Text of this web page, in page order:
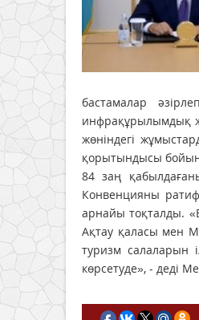
бастамалар
инфрақұрылымдық
жөніндегі
қорытындысы
84 заң
Конвенцияны
арнайы тоқталды.
Ақтау қаласы мен
туризм салаларын
көрсетуде», - деді